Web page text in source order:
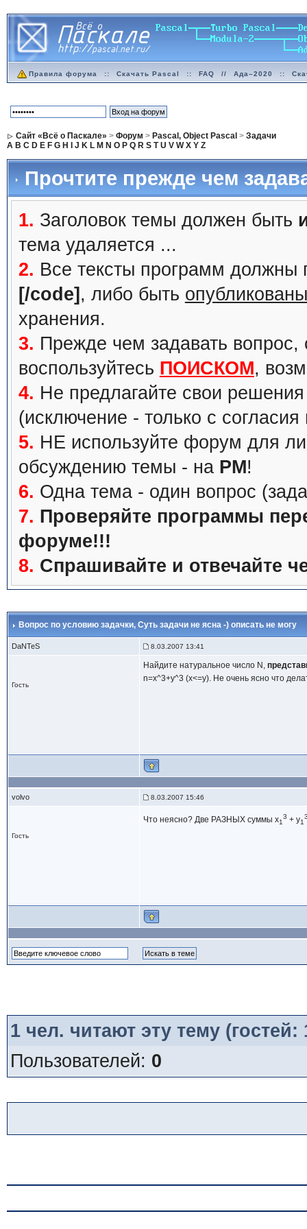
Правила форума :: Скачать Pascal :: FAQ // Ада–2020 ::
Сайт «Всё о Паскале» > Форум > Pascal, Object Pascal > Задачи
A B C D E F G H J K L M N O P Q R S T U V W X Y Z
Прочтите прежде чем
1. Заголовок темы должен быть
тема удаляется ...
2. Все тексты программ должны
[/code] , либо быть
хранения.
3. Прежде чем задавать вопрос,
воспользуйтесь ПОИСКОМ,
4. Не предлагайте свои
(исключение - только с
5. НЕ используйте форум для
обсуждению темы - на PM!
6. Одна тема - один вопрос
7. Проверяйте программы
форуме!!!
8. Спрашивайте и отвечайте
Вопрос по условию задачки, Суть задачи не ясна -) описать не могу
DaNTeS 8.03.2007 13:41
Гость
Найдите натуральное число N,
n=x^3+y^3 (x<=y). Не очень ясно что
volvo 8.03.2007 15:46
Гость
Что неясно? Две РАЗНЫХ суммы x1
3 + y1
1чел. читают эту тему
Пользователей: 0